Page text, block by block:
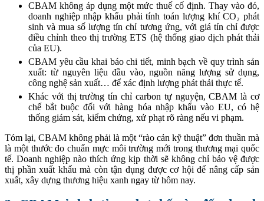
CBAM không áp dụng một mức thuế cố định. Thay vào đó,
doanh nghiệp nhập khẩu phải tính toán lượng khí CO₂ phát
sinh và mua số lượng tín chỉ tương ứng, với giá tín chỉ được
điều chỉnh theo thị trường ETS (hệ thống giao dịch phát thải
của EU).
CBAM yêu cầu khai báo chi tiết, minh bạch về quy trình sản
xuất: từ nguyên liệu đầu vào, nguồn năng lượng sử dụng,
công nghệ sản xuất… để xác định lượng phát thải thực tế.
Khác với thị trường tín chỉ carbon tự nguyện, CBAM là cơ
chế bắt buộc đối với hàng hóa nhập khẩu vào EU, có hệ
thống giám sát, kiểm chứng, xử phạt rõ ràng nếu vi phạm.
Tóm lại, CBAM không phải là một “rào cản kỹ thuật” đơn thuần mà
là một thước đo chuẩn mực môi trường mới trong thương mại quốc
tế. Doanh nghiệp nào thích ứng kịp thời sẽ không chỉ bảo vệ được
thị phần xuất khẩu mà còn tận dụng được cơ hội để nâng cấp sản
xuất, xây dựng thương hiệu xanh ngay từ hôm nay.